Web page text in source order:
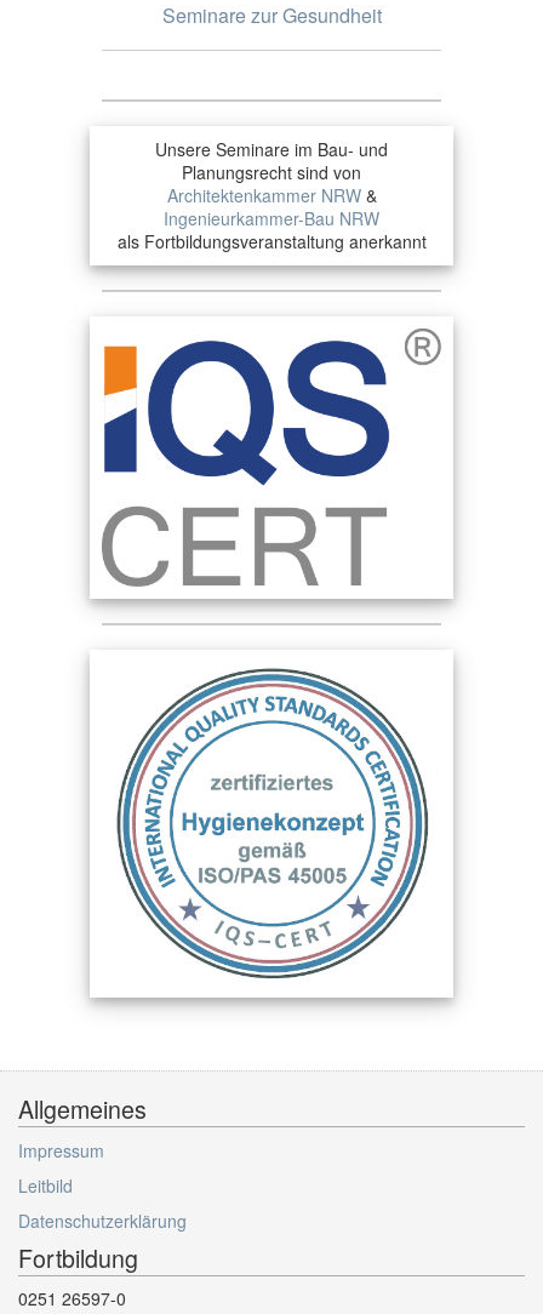
Seminare zur Gesundheit
Unsere Seminare im Bau- und
Planungsrecht sind von
Architektenkammer NRW&
Ingenieurkammer-Bau NRW
als Fortbildungsveranstaltung anerkannt
Allgemeines
Impressum
Leitbild
Datenschutzerklärung
Fortbildung
0251 26597-0